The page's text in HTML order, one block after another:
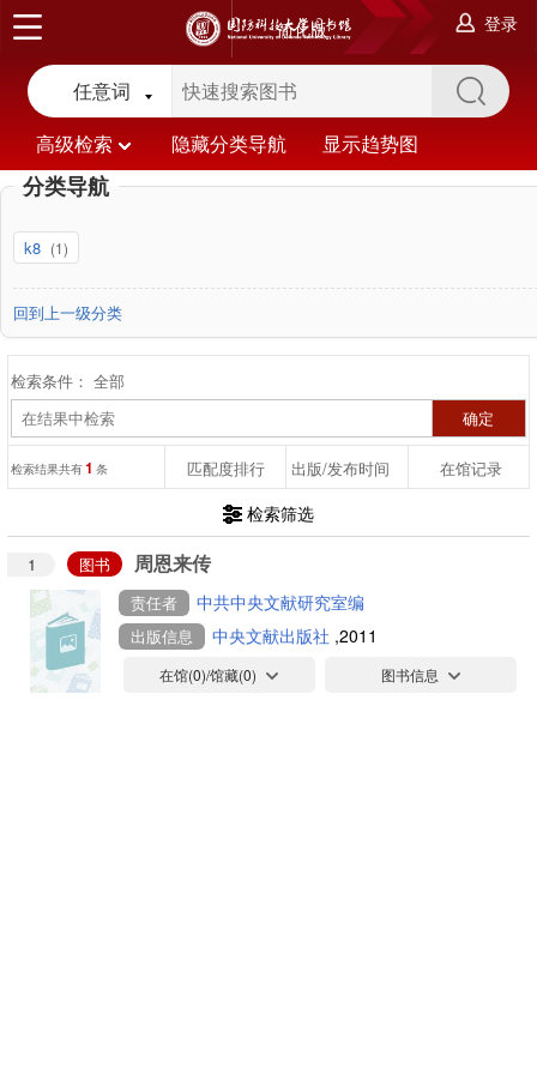
登录
简化版
任意词
高级检索
隐藏分类导航 显示趋势图
分类导航
k8 (1)
回到上一级分类
检索条件： 全部
检索结果共有1 条 匹配度排行 出版/发布时间 在馆记录
检索筛选
1 图书 周恩来传
责任者 中共中央文献研究室编
出版信息 中央文献出版社 ,2011
在馆(0)/馆藏(0) 图书信息